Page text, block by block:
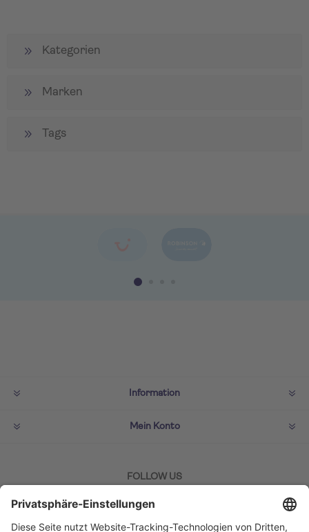
Kategorien
Marken
Tags
Information
Mein Konto
FOLLOW US